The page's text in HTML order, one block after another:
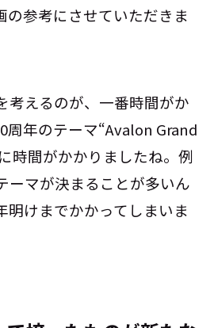
の参考にさせていただきま
考えるのが、一番時間がか
周年のテーマ“Avalon Grand
時間がかかりましたね。例
ーマが決まることが多いん
明けまでかかってしまいま